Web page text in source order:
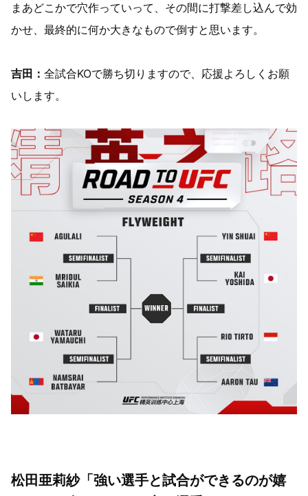
まあどこかで穴作っていって、その間に打撃差し込んで効
かせ、最終的に何か大きなもので倒すと思います。
吉田： 全試合KOで勝ち切りますので、応援よろしくお願
いします。
松田亜莉紗「強い選手と試合ができるのが嬉